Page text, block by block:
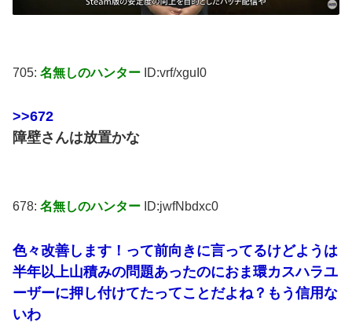
705: 名無しのハンター ID:vrf/xguI0
>>672
障壁さんは放置かな
678: 名無しのハンター ID:jwfNbdxc0
色々改善します！って前向きに言ってるけどようは
半年以上山積みの問題あったのにおま環カスハラユ
ーザーに押し付けてたってことだよね？もう信用な
いわ